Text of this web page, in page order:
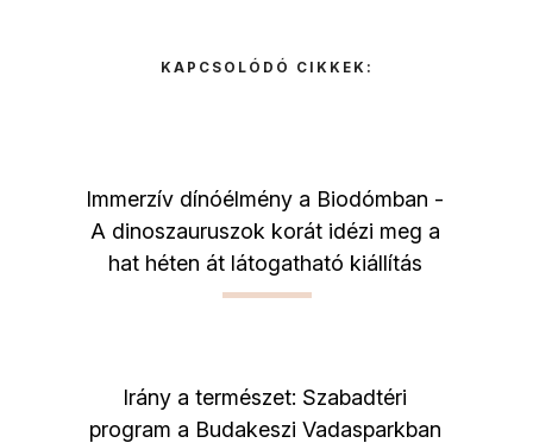
KAPCSOLÓDÓ CIKKEK:
Immerzív dínóélmény a Biodómban -
A dinoszauruszok korát idézi meg a
hat héten át látogatható kiállítás
Irány a természet: Szabadtéri
program a Budakeszi Vadasparkban